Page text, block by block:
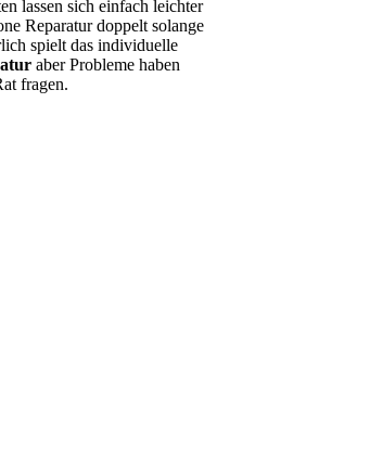
lassen sich einfach leichter
Reparatur doppelt solange
spielt das individuelle
aber Probleme haben
fragen.